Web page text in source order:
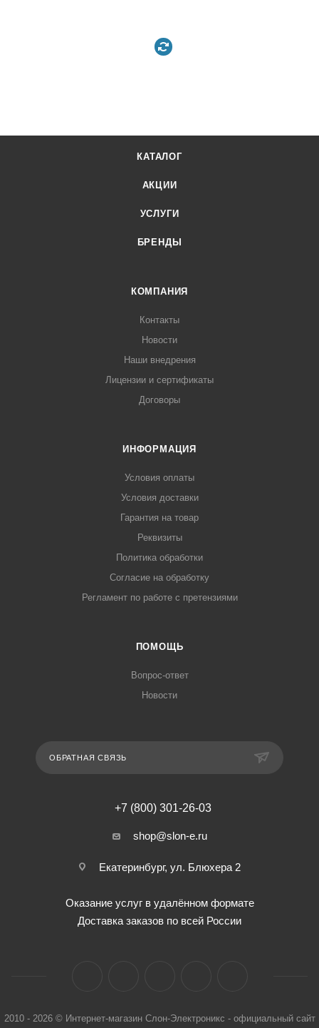
КАТАЛОГ
АКЦИИ
УСЛУГИ
БРЕНДЫ
КОМПАНИЯ
Контакты
Новости
Наши внедрения
Лицензии и сертификаты
Договоры
ИНФОРМАЦИЯ
Условия оплаты
Условия доставки
Гарантия на товар
Реквизиты
Политика обработки
Согласие на обработку
Регламент по работе с претензиями
ПОМОЩЬ
Вопрос-ответ
Новости
ОБРАТНАЯ СВЯЗЬ
+7 (800) 301-26-03
shop@slon-e.ru
Екатеринбург, ул. Блюхера 2
Оказание услуг в удалённом формате
Доставка заказов по всей России
2010 - 2026 © Интернет-магазин Слон-Электроникс - официальный сайт